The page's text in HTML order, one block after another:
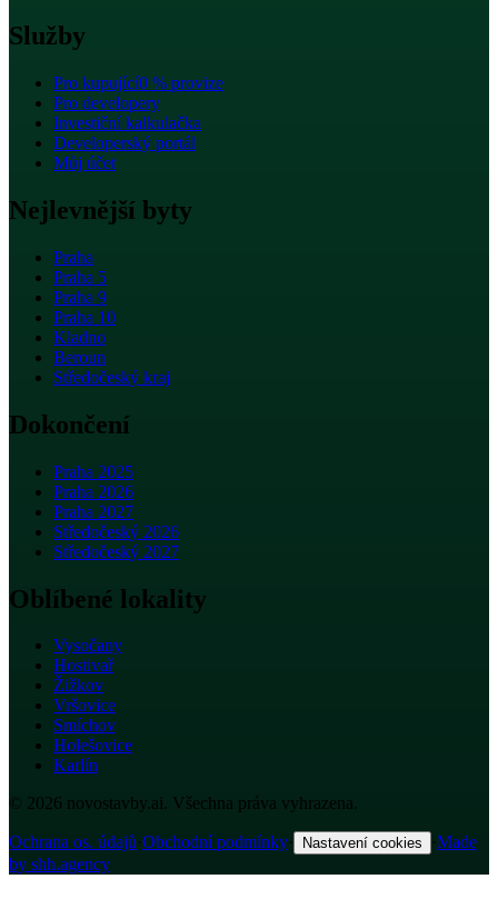
Služby
Pro kupující0 % provize
Pro developery
Investiční kalkulačka
Developerský portál
Můj účet
Nejlevnější byty
Praha
Praha 5
Praha 9
Praha 10
Kladno
Beroun
Středočeský kraj
Dokončení
Praha 2025
Praha 2026
Praha 2027
Středočeský 2026
Středočeský 2027
Oblíbené lokality
Vysočany
Hostivař
Žižkov
Vršovice
Smíchov
Holešovice
Karlín
© 2026 novostavby.ai. Všechna práva vyhrazena.
Ochrana os. údajů·Obchodní podmínky· Nastavení cookies ·Made
by shh.agency